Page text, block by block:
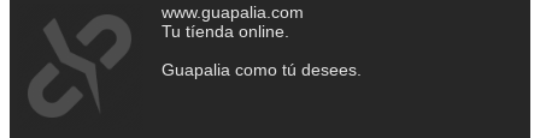
www.guapalia.com
Tu tíenda online.
Guapalia como tú desees.